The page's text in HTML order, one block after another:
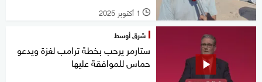
l 1 أكتوبر 2025
شرق أوسط
ستارمر يرحب بخطة ترامب لغزة ويدعو
حماس للموافقة عليها